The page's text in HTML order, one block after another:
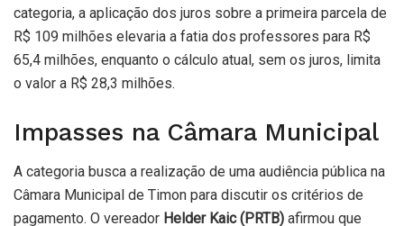
categoria, a aplicação dos juros sobre a primeira parcela de
R$ 109 milhões elevaria a fatia dos professores para R$
65,4 milhões, enquanto o cálculo atual, sem os juros, limita
o valor a R$ 28,3 milhões.
Impasses na Câmara Municipal
A categoria busca a realização de uma audiência pública na
Câmara Municipal de Timon para discutir os critérios de
pagamento. O vereador Helder Kaic (PRTB) afirmou que